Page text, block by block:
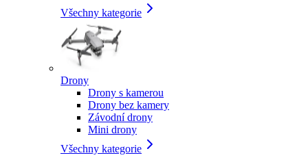
Všechny kategorie
Drony
Drony s kamerou
Drony bez kamery
Závodní drony
Mini drony
Všechny kategorie